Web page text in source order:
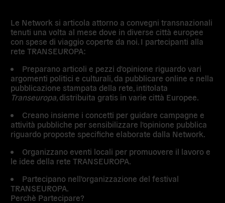
Le Network si articola attorno a convegni transnazionali
tenuti una volta al mese dove in diverse città europee
con spese di viaggio coperte da noi. I partecipanti alla
rete TRANSEUROPA:
Preparano articoli e pezzi d'opinione riguardo vari
argomenti politici e culturali, da pubblicare online e nella
pubblicazione stampata della rete, intitolata
Transeuropa , distribuita gratis in varie città Europee.
Creano insieme i concetti per guidare campagne e
attività pubbliche per sensibilizzare l'opinione pubblica
riguardo proposte specifiche elaborate dalla Network.
Organizzano eventi locali per promuovere il lavoro e
le idee della rete TRANSEUROPA.
Partecipano nell'organizzazione del festival
TRANSEUROPA.
Perchè Partecipare?